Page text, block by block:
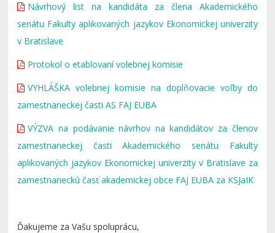
Návrhový list na kandidáta za člena Akademického
senátu Fakulty aplikovaných jazykov Ekonomickej univerzity
v Bratislave
Protokol o etablovaní volebnej komisie
VYHLÁŠKA volebnej komisie na doplňovacie voľby do
zamestnaneckej časti AS FAJ EUBA
VÝZVA na podávanie návrhov na kandidátov za členov
zamestnaneckej časti Akademického senátu Fakulty
aplikovaných jazykov Ekonomickej univerzity v Bratislave za
zamestnaneckú časť akademickej obce FAJ EUBA za KSJaIK
Ďakujeme za Vašu spoluprácu,